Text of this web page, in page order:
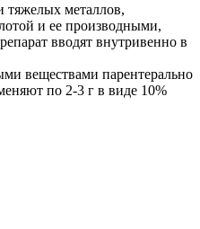
тяжелых металлов,
и ее производными,
вводят внутривенно в
веществами парентерально
по 2-3 г в виде 10%